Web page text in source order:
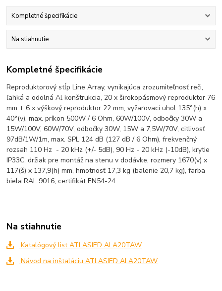
Kompletné špecifikácie
Na stiahnutie
Kompletné špecifikácie
Reproduktorový stĺp Line Array, vynikajúca zrozumiteľnosť reči,
ľahká a odolná Al konštrukcia, 20 x širokopásmový reproduktor 76
mm + 6 x výškový reproduktor 22 mm, vyžarovací uhol 135°(h) x
40°(v), max. príkon 500W / 6 Ohm, 60W/100V, odbočky 30W a
15W/100V, 60W/70V, odbočky 30W, 15W a 7,5W/70V, citlivosť
97dB/1W/1m, max. SPL 124 dB (127 dB / 6 Ohm), frekvenčný
rozsah 110 Hz - 20 kHz (+/- 5dB), 90 Hz - 20 kHz (-10dB), krytie
IP33C, držiak pre montáž na stenu v dodávke, rozmery 1670(v) x
117(š) x 137,9(h) mm, hmotnosť 17,3 kg (balenie 20,7 kg), farba
biela RAL 9016, certifikát EN54-24
Na stiahnutie
Katalógový list ATLASIED ALA20TAW
Návod na inštaláciu ATLASIED ALA20TAW